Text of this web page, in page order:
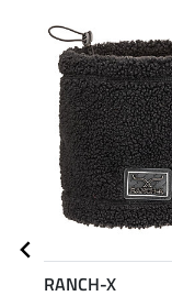
RANCH-X